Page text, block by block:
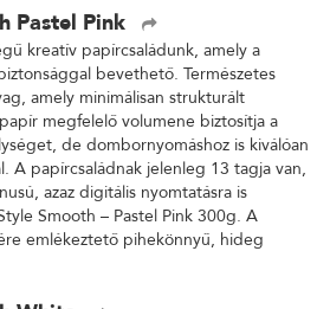
Pastel Pink
kreatív papírcsaládunk, amely a
bevethető. Természetes
amely minimálisan strukturált
megfelelő volumene biztosítja a
de dombornyomáshoz is kiválóan
A papírcsaládnak jelenleg 13 tagja van,
azaz digitális nyomtatásra is
Smooth – Pastel Pink 300g. A
emlékeztető pihekönnyű, hideg